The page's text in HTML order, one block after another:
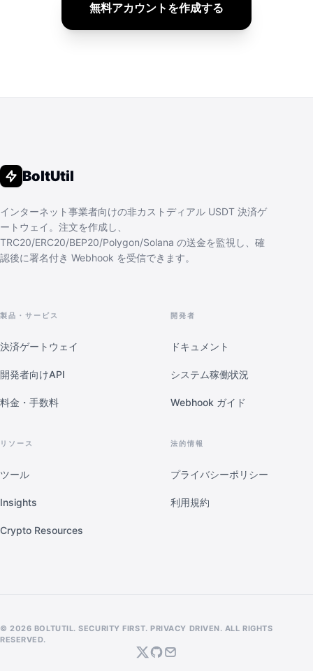
無料アカウントを作成する
BoltUtil
インターネット事業者向けの非カストディアル USDT 決済ゲ
ートウェイ。注文を作成し、
TRC20/ERC20/BEP20/Polygon/Solana の送金を監視し、確
認後に署名付き Webhook を受信できます。
製品・サービス
決済ゲートウェイ
開発者向けAPI
料金・手数料
開発者
ドキュメント
システム稼働状況
Webhook ガイド
リソース
ツール
Insights
Crypto Resources
法的情報
プライバシーポリシー
利用規約
© 2026 BOLTUTIL. SECURITY FIRST. PRIVACY DRIVEN. ALL RIGHTS
RESERVED.
Twitter
GitHubEmail